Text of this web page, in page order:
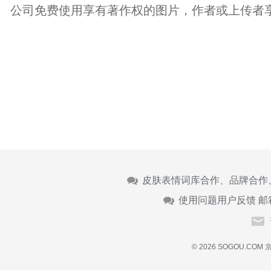
公司免费使用享有著作权的图片，作者或上传者
皮肤表情词库合作、品牌合
使用问题用户反馈 邮
© 2026 SOGOU.COM